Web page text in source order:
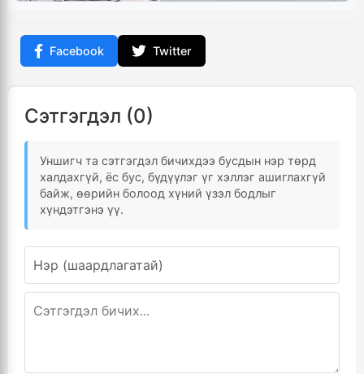
Facebook Twitter
Сэтгэгдэл (0)
Уншигч та сэтгэгдэл бичихдээ бусдын нэр төрд
халдахгүй, ёс бус, бүдүүлэг үг хэллэг ашиглахгүй
байж, өөрийн болоод хүний үзэл бодлыг
хүндэтгэнэ үү.